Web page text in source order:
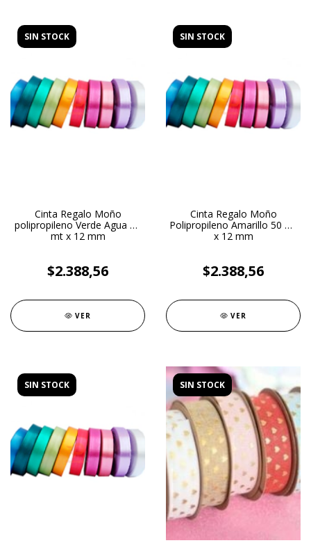
SIN STOCK
Cinta Regalo Moño
polipropileno Verde Agua 50
mt x 12 mm
$2.388,56
VER
SIN STOCK
Cinta Regalo Moño
Polipropileno Amarillo 50 mt
x 12 mm
$2.388,56
VER
SIN STOCK SIN STOCK